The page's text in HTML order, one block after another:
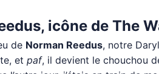
icône de The
de Norman Reedus, notre
et paf, il devient le chouchou